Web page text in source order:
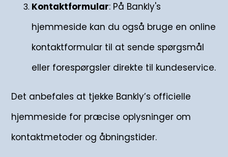
Kontaktformular: På Bankly's
hjemmeside kan du også bruge en online
kontaktformular til at sende spørgsmål
eller forespørgsler direkte til kundeservice.
Det anbefales at tjekke Bankly’s officielle
hjemmeside for præcise oplysninger om
kontaktmetoder og åbningstider.